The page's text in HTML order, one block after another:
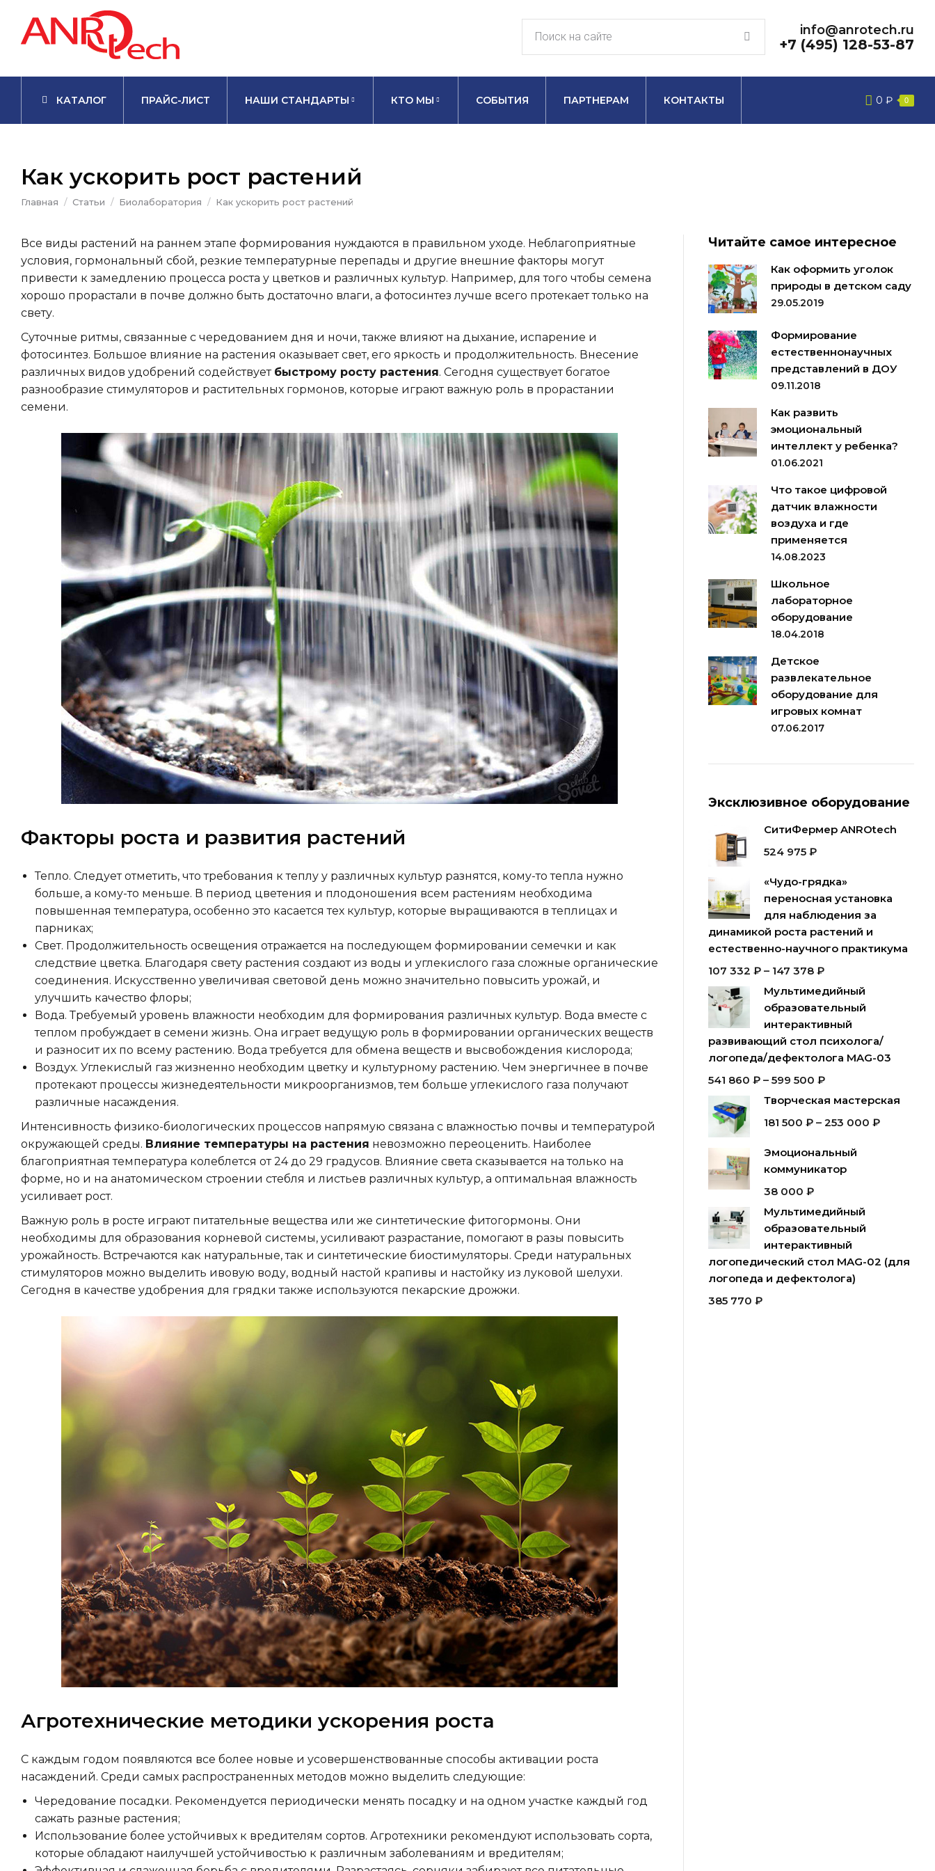
info@anrotech.ru
+7 (495) 128-53-87
КАТАЛОГ ПРАЙС-ЛИСТ НАШИ СТАНДАРТЫ КТО МЫ СОБЫТИЯ ПАРТНЕРАМ КОНТАКТЫ 0 ₽ 0
Как ускорить рост растений
Вы здесь:
Главная Статьи Биолаборатория Как ускорить рост растений
Все виды растений на раннем этапе формирования нуждаются в правильном уходе. Неблагоприятные
условия, гормональный сбой, резкие температурные перепады и другие внешние факторы могут
привести к замедлению процесса роста у цветков и различных культур. Например, для того чтобы семена
хорошо прорастали в почве должно быть достаточно влаги, а фотосинтез лучше всего протекает только на
свету.
Суточные ритмы, связанные с чередованием дня и ночи, также влияют на дыхание, испарение и
фотосинтез. Большое влияние на растения оказывает свет, его яркость и продолжительность. Внесение
различных видов удобрений содействует быстрому росту растения. Сегодня существует богатое
разнообразие стимуляторов и растительных гормонов, которые играют важную роль в прорастании
семени.
Факторы роста и развития растений
Тепло. Следует отметить, что требования к теплу у различных культур разнятся, кому-то тепла нужно
больше, а кому-то меньше. В период цветения и плодоношения всем растениям необходима
повышенная температура, особенно это касается тех культур, которые выращиваются в теплицах и
парниках;
Свет. Продолжительность освещения отражается на последующем формировании семечки и как
следствие цветка. Благодаря свету растения создают из воды и углекислого газа сложные органические
соединения. Искусственно увеличивая световой день можно значительно повысить урожай, и
улучшить качество флоры;
Вода. Требуемый уровень влажности необходим для формирования различных культур. Вода вместе с
теплом пробуждает в семени жизнь. Она играет ведущую роль в формировании органических веществ
и разносит их по всему растению. Вода требуется для обмена веществ и высвобождения кислорода;
Воздух. Углекислый газ жизненно необходим цветку и культурному растению. Чем энергичнее в почве
протекают процессы жизнедеятельности микроорганизмов, тем больше углекислого газа получают
различные насаждения.
Интенсивность физико-биологических процессов напрямую связана с влажностью почвы и температурой
окружающей среды. Влияние температуры на растения невозможно переоценить. Наиболее
благоприятная температура колеблется от 24 до 29 градусов. Влияние света сказывается на только на
форме, но и на анатомическом строении стебля и листьев различных культур, а оптимальная влажность
усиливает рост.
Важную роль в росте играют питательные вещества или же синтетические фитогормоны. Они
необходимы для образования корневой системы, усиливают разрастание, помогают в разы повысить
урожайность. Встречаются как натуральные, так и синтетические биостимуляторы. Среди натуральных
стимуляторов можно выделить ивовую воду, водный настой крапивы и настойку из луковой шелухи.
Сегодня в качестве удобрения для грядки также используются пекарские дрожжи.
Агротехнические методики ускорения роста
С каждым годом появляются все более новые и усовершенствованные способы активации роста
насаждений. Среди самых распространенных методов можно выделить следующие:
Чередование посадки. Рекомендуется периодически менять посадку и на одном участке каждый год
сажать разные растения;
Использование более устойчивых к вредителям сортов. Агротехники рекомендуют использовать сорта,
которые обладают наилучшей устойчивостью к различным заболеваниям и вредителям;
Читайте самое интересное
Как оформить уголок
природы в детском саду
29.05.2019
Формирование
естественнонаучных
представлений в ДОУ
09.11.2018
Как развить
эмоциональный
интеллект у ребенка?
01.06.2021
Что такое цифровой
датчик влажности
воздуха и где
применяется
14.08.2023
Школьное
лабораторное
оборудование
18.04.2018
Детское
развлекательное
оборудование для
игровых комнат
07.06.2017
Эксклюзивное оборудование
СитиФермер ANROtech
524 975 ₽
«Чудо-грядка»
переносная установка
для наблюдения за
динамикой роста растений и
естественно-научного практикума
107 332 ₽– 147 378 ₽
Мультимедийный
образовательный
интерактивный
развивающий стол психолога/
логопеда/дефектолога MAG-03
541 860 ₽– 599 500 ₽
Творческая мастерская
181 500 ₽– 253 000 ₽
Эмоциональный
коммуникатор
38 000 ₽
Мультимедийный
образовательный
интерактивный
логопедический стол MAG-02 (для
логопеда и дефектолога)
385 770 ₽